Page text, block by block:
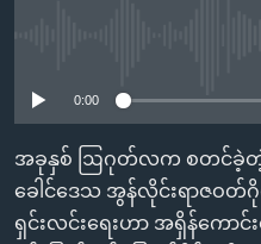
စာမျက်နှာ
သို့
ကျော်
ဗွီအိုအေ လူမှုကွန်ယက်များ
0:00
အခုနှစ် ဩဂုတ်လက စတင်ခဲ့
ခေါင်ဒေသ အွန်လိုင်းရာဇဝတ်
ရှင်းလင်းရေးဟာ အရှိန်ကောင်း